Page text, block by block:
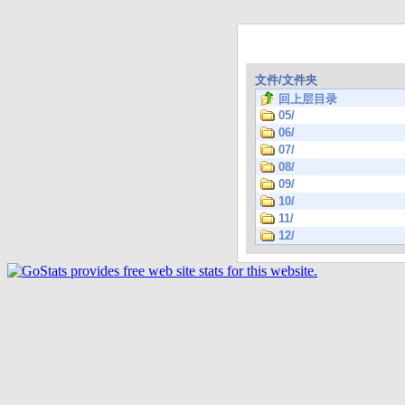
文件/文件夹
回上层目录
05/
06/
07/
08/
09/
10/
11/
12/